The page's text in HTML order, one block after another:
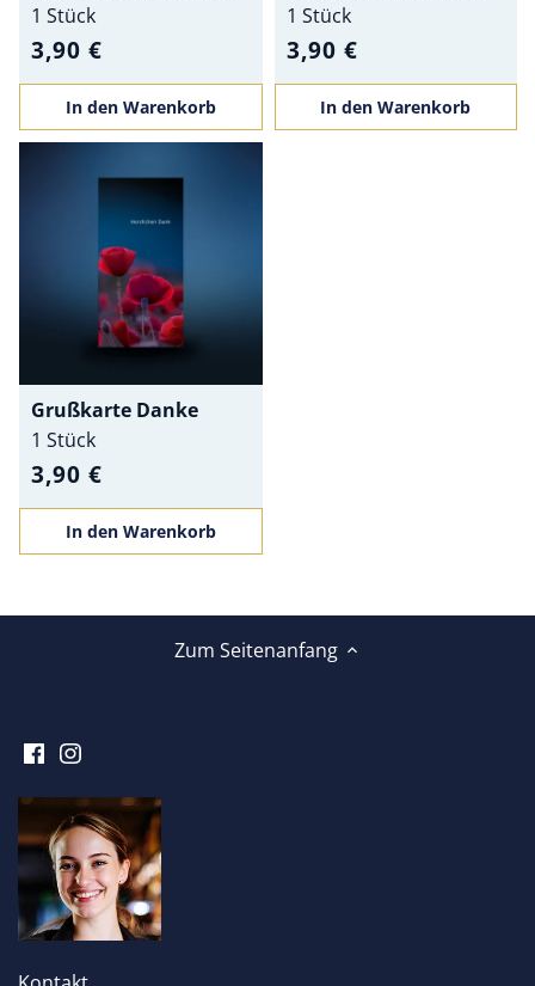
1 Stück
3,90 €
In den Warenkorb
1 Stück
3,90 €
In den Warenkorb
Grußkarte Danke
1 Stück
3,90 €
In den Warenkorb
Zum Seitenanfang